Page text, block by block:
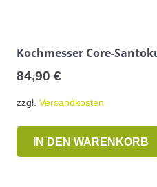
Kochmesser Core-
84,90 €
zzgl. Versandkosten
IN DEN WARENKORB